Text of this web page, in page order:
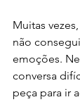
Muitas
não
emoções.
conversa
peça para ir